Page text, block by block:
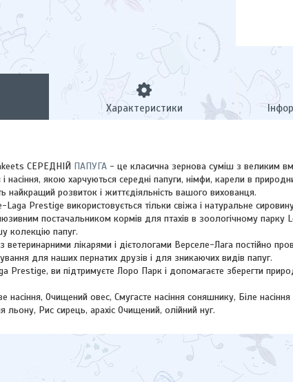
Характеристики
СЕРЕДНІЙ ПАПУГА - це класична зернова суміш з великим
насіння, якою харчуються середні папуги, німфи, карели в
найкращий розвиток і життєдіяльність вашого вихованця.
Prestige використовується тільки свіжа і натуральне
постачальником кормів для птахів в зоологічному парку
колекцію папуг.
ветеринарними лікарями і дієтологами Верселе-Лага постійно
для наших пернатих друзів і для зникаючих видів папуг.
Prestige, ви підтримуєте Лоро Парк і допомагаєте зберегти
насіння, Очищений овес, Смугасте насіння соняшнику, Біле
льону, Рис сирець, арахіс Очищений, олійний нуг.